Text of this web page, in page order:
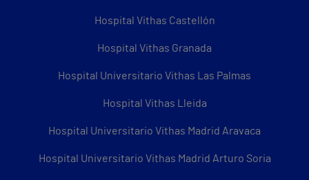
Hospital Vithas Castellón
Hospital Vithas Granada
Hospital Universitario Vithas Las Palmas
Hospital Vithas Lleida
Hospital Universitario Vithas Madrid Aravaca
Hospital Universitario Vithas Madrid Arturo Soria